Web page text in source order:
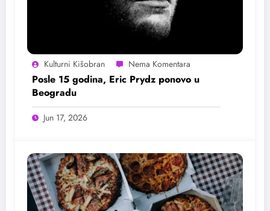
Kulturni Kišobran
Posle 15 godina, Eric Prydz ponovo u
Beogradu
Jun 17, 2026